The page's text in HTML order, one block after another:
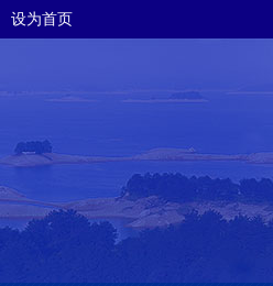
设为首页